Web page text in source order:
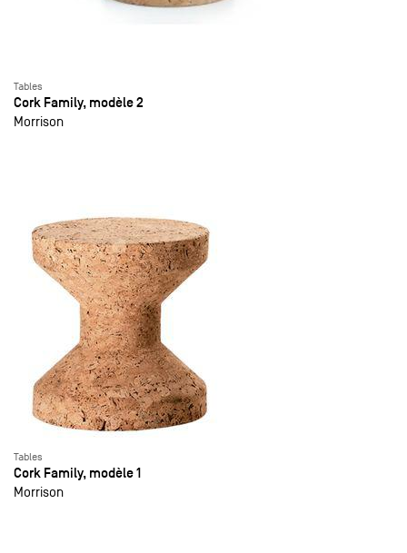
Tables
Cork Family, modèle 2
Morrison
Tables
Cork Family, modèle 1
Morrison